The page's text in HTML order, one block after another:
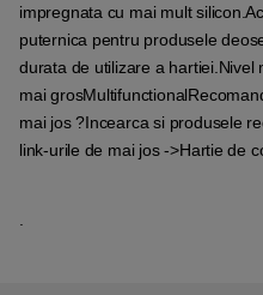
impregnata cu mai mult
puternica pentru produsele
durata de utilizare a hartiei.Nivel
mai
mai jos ?Incearca si produsele
link-urile de mai jos ->Hartie de